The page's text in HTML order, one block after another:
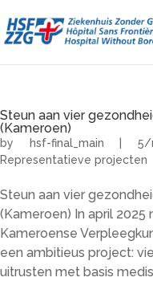
Steun aan vier
(Kameroen)
by hsf-final_main |5/
Representatieve projecten
Steun aan vier
(Kameroen) In april 2025
Kameroense
een ambitieus project:
uitrusten met basis